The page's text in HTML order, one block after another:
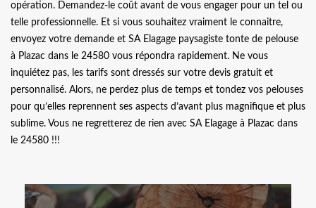
opération. Demandez-le coût avant de vous engager pour un tel ou
telle professionnelle. Et si vous souhaitez vraiment le connaitre,
envoyez votre demande et SA Elagage paysagiste tonte de pelouse
à Plazac dans le 24580 vous répondra rapidement. Ne vous
inquiétez pas, les tarifs sont dressés sur votre devis gratuit et
personnalisé. Alors, ne perdez plus de temps et tondez vos pelouses
pour qu’elles reprennent ses aspects d’avant plus magnifique et plus
sublime. Vous ne regretterez de rien avec SA Elagage à Plazac dans
le 24580 !!!